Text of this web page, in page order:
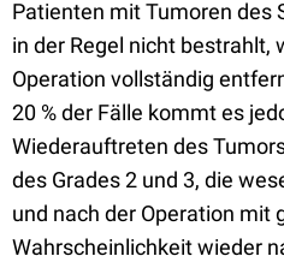
Patienten mit Tumoren des
in der Regel nicht bestrahlt,
Operation vollständig
20 % der Fälle kommt es
Wiederauftreten des
des Grades 2 und 3, die
und nach der Operation mit
Wahrscheinlichkeit wieder